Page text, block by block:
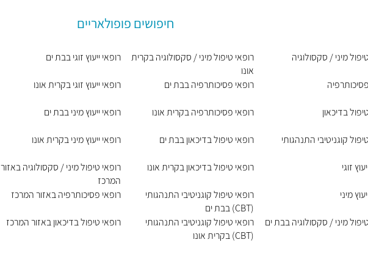
חיפושים פופולאריים
מיני / סקסולוגיה
בדיכאון
קוגניטיבי התנהגותי
זוגי
מיני
מיני / סקסולוגיה בבת ים
רופאי טיפול מיני / סקסולוגיה בקרית
אונו
רופאי פסיכותרפיה בבת ים
רופאי פסיכותרפיה בקרית אונו
רופאי טיפול בדיכאון בבת ים
רופאי טיפול בדיכאון בקרית אונו
רופאי טיפול קוגניטיבי התנהגותי
(CBT) בבת ים
רופאי טיפול קוגניטיבי התנהגותי
(CBT) בקרית אונו
רופאי ייעוץ זוגי בבת ים
רופאי ייעוץ זוגי בקרית אונו
רופאי ייעוץ מיני בבת ים
רופאי ייעוץ מיני בקרית אונו
רופאי טיפול מיני / סקסולוגיה באזור
המרכז
רופאי פסיכותרפיה באזור המרכז
רופאי טיפול בדיכאון באזור המרכז